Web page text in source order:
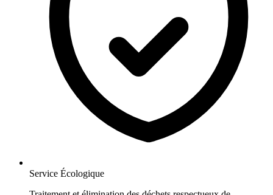
Service Écologique